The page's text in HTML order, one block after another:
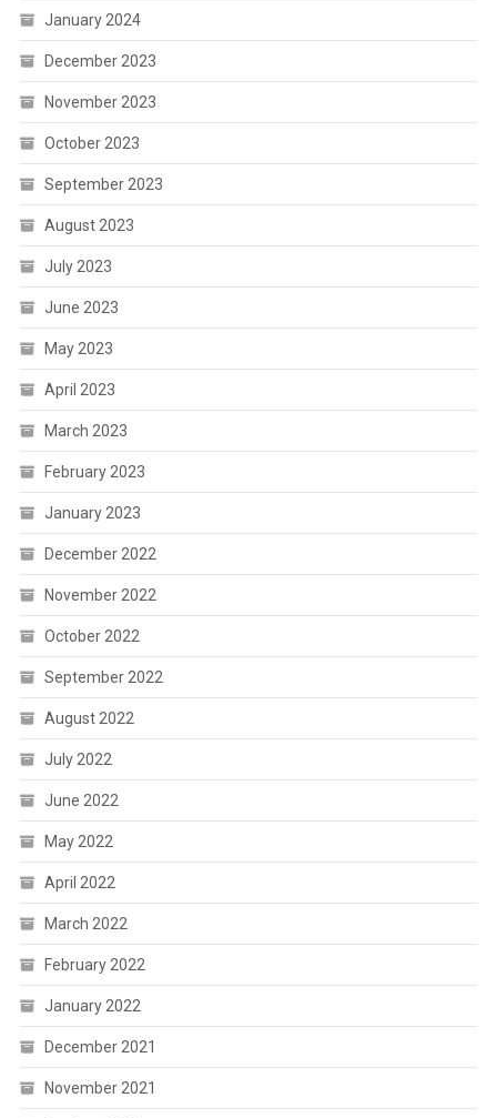
January 2024
December 2023
November 2023
October 2023
September 2023
August 2023
July 2023
June 2023
May 2023
April 2023
March 2023
February 2023
January 2023
December 2022
November 2022
October 2022
September 2022
August 2022
July 2022
June 2022
May 2022
April 2022
March 2022
February 2022
January 2022
December 2021
November 2021